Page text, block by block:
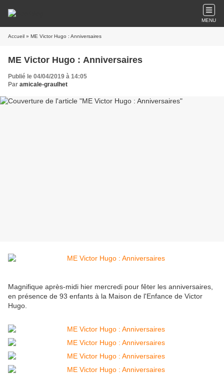
MENU
Accueil » ME Victor Hugo : Anniversaires
ME Victor Hugo : Anniversaires
Publié le 04/04/2019 à 14:05
Par amicale-graulhet
Magnifique après-midi hier mercredi pour fêter les anniversaires,
en présence de 93 enfants à la Maison de l'Enfance de Victor
Hugo.